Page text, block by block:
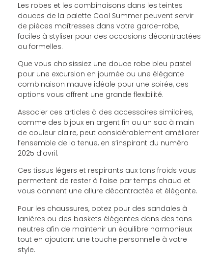
Les robes et les combinaisons dans les teintes
douces de la palette Cool Summer peuvent servir
de pièces maîtresses dans votre garde-robe,
faciles à styliser pour des occasions décontractées
ou formelles.
Que vous choisissiez une douce robe bleu pastel
pour une excursion en journée ou une élégante
combinaison mauve idéale pour une soirée, ces
options vous offrent une grande flexibilité.
Associer ces articles à des accessoires similaires,
comme des bijoux en argent fin ou un sac à main
de couleur claire, peut considérablement améliorer
l’ensemble de la tenue, en s’inspirant du numéro
2025 d’avril.
Ces tissus légers et respirants aux tons froids vous
permettent de rester à l’aise par temps chaud et
vous donnent une allure décontractée et élégante.
Pour les chaussures, optez pour des sandales à
lanières ou des baskets élégantes dans des tons
neutres afin de maintenir un équilibre harmonieux
tout en ajoutant une touche personnelle à votre
style.